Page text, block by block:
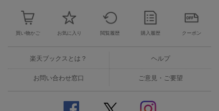
買い物かご お気に入り 閲覧履歴 購入履歴 クーポン
楽天ブックスとは？ ヘルプ
お問い合わせ窓口 ご意見・ご要望